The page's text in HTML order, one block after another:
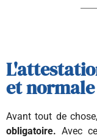
et normale
Avant tout de
obligatoire. Avec